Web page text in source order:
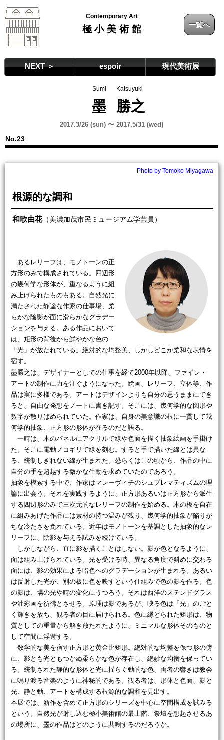
Contemporary Art
極小美術館
NEXT ＞ espoir 現代美術展
一覧へ
Sumi Katsuyuki
墨 勝之
2017.3/26 (sun) 〜 2017.5/31 (wed)
No.23
Photo by Tomoko Miyagawa
根源的な調和
和歌由花（美濃加茂市民ミュージアム学芸員）
あるレリーフは、モノトーンの正
方形のみで構成されている。四辺形
の幾何学な形体が、重なるように組
み上げられたものもある。自然光に
満たされた静謐な作家の仕事場、柔
らかな陰影が面に滑らかなグラデー
ションを与える。ある作品において
は、矩形の背後から鮮やかな色の
「光」が放たれている。絶対的な均整美、しかしどこか柔和な表情を
宿す。
墨勝之は、デザイナーとしての仕事を経て2000年以降、ファイン・
アートの制作に力を注ぐようになった。絵画、レリーフ、立体等、作
品は実に多様である。アートはデザインよりも自分の思うままにでき
ると、自由な発想をノートに書き記す。そこには、幾何学的な図形や
数字が散りばめられていた。作家は、自身の美意識の根に一貫して幾
何学的抽象、正方形の形体が在るのだと語る。
一時は、木のパネルにアクリルで線や色面を描く抽象絵画を手掛け
た。そこに電動ノコギリで線を刻む。すると手で描いた線とは異な
る、統制しきれない線が生まれた。恐らくはこの頃から、作品の中に
自分の手を超越する微かな生動を求めていたのであろう。
抽象を模索する中で、作家はマレーヴィチのシュプレマティズムの理
論に出会う。それを実践するように、正方形あるいは正方形から派生
する四辺形のみで三次元的なレリーフの制作を始める。木の板を自在
に組みあげた作品には素材の持つ温みが残り、幾何学的抽象が陥りが
ちな冷たさを免れている。近年はモノトーンを基調とした抽象的なレ
リーフに、陰影を与える試みを続けている。
しかしながら、直に影を描くことはしない。影が色となるように、
面は組み上げられている。光を受ける時、異なる角度で斜めに交わる
面には、影の効果による暗色へのグラデーションが生まれる。あるい
は反射した光が、別の板に色を映すという仕組みで色の影を作る。色
の影は、場の光や時の変化にうつろう。それは西洋のステンドグラス
や油彩画を彷彿とさせる。原理は影であるが、映る色は「光」のごと
く輝きを放ち、観る者の目に届けられる。色に縁どられた矩形は、物
質としての重量から解き放たれたように、ミニマルな形体そのものと
して空間に浮遊する。
数学的な美を宿す正方形と黄金比矩形。絶対的な均整を保つ形の傍
に、影とも光ともつかぬ柔らかな色が存在し、絶妙な均衡を保ってい
る。統制された静的な形体と光に揺らぐ動的な色、両者の響きは教会
に鳴り渡る音楽のように神秘的である。観る者は、形体と色面、影と
光、静と動、アートを構成する根源的な調和を見出す。
本展では、新作を含めて正方形のシリーズを中心に空間構成を試みる
という。自然光が射し込む極小美術館の最上階、祭壇を想起させるあ
の場所に、墨の作品はどのように共鳴するのだろうか。